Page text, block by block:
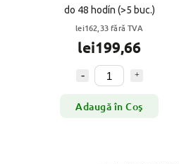
do 48 hodín (>5 buc.)
lei162,33 fără TVA
lei199,66
Adaugă în Coş